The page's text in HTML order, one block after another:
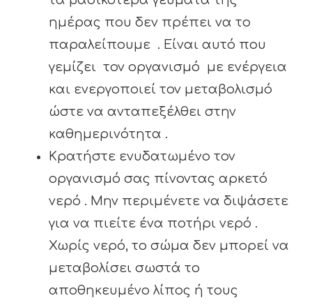
ημέρας που δεν πρέπει να το
παραλείπουμε . Είναι αυτό που
γεμίζει τον οργανισμό με ενέργεια
και ενεργοποιεί τον μεταβολισμό
ώστε να ανταπεξέλθει στην
καθημερινότητα .
Κρατήστε ενυδατωμένο τον
οργανισμό σας πίνοντας αρκετό
νερό . Μην περιμένετε να διψάσετε
για να πιείτε ένα ποτήρι νερό .
Χωρίς νερό, το σώμα δεν μπορεί να
μεταβολίσει σωστά το
αποθηκευμένο λίπος ή τους